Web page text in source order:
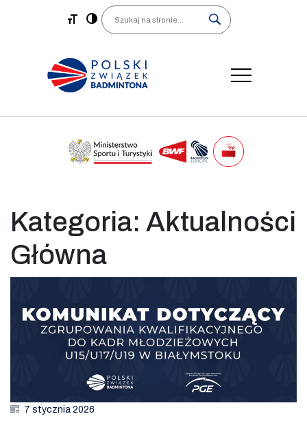
Main Navigation
Search
Kategoria: Aktualności
Główna
7 stycznia 2026